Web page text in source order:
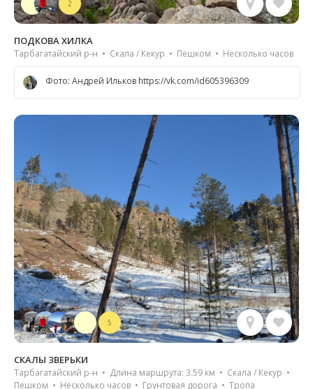
2
ПОДКОВА ХИЛКА
Тарбагатайский р-н • Скала / Кекур • Пешком • Несколько часов
Фото: Андрей Ильков https://vk.com/id605396309
5
СКАЛЫ ЗВЕРЬКИ
Тарбагатайский р-н • Длина маршрута: 3.59 км • Скала / Кекур •
Пешком • Несколько часов • Грунтовая дорога • Тропа